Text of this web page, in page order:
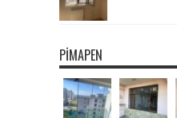
PIMAPEN